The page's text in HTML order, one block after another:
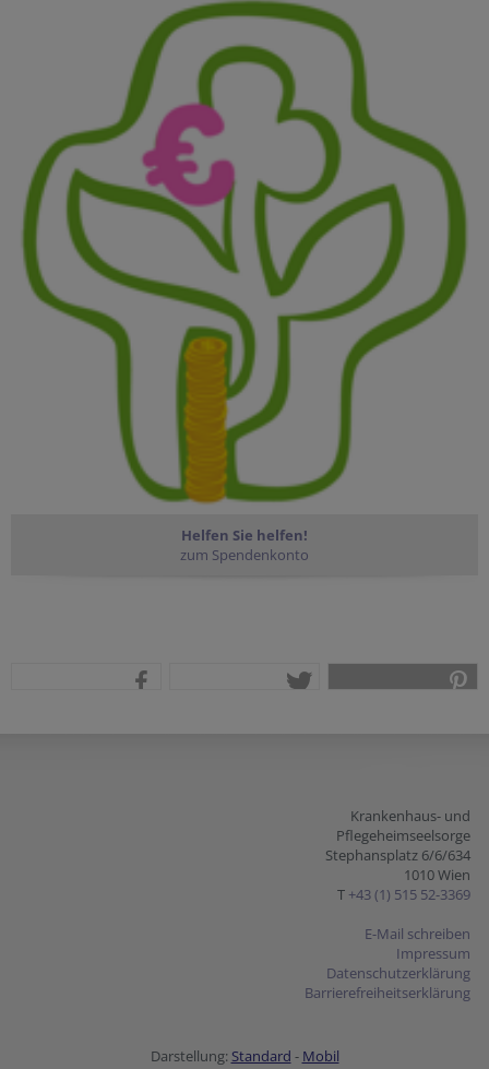
Helfen Sie helfen!
zum Spendenkonto
Krankenhaus- und
Pflegeheimseelsorge
Stephansplatz 6/6/634
1010 Wien
T +43 (1) 515 52-3369
E-Mail schreiben
Impressum
Datenschutzerklärung
Barrierefreiheitserklärung
Darstellung: Standard - Mobil